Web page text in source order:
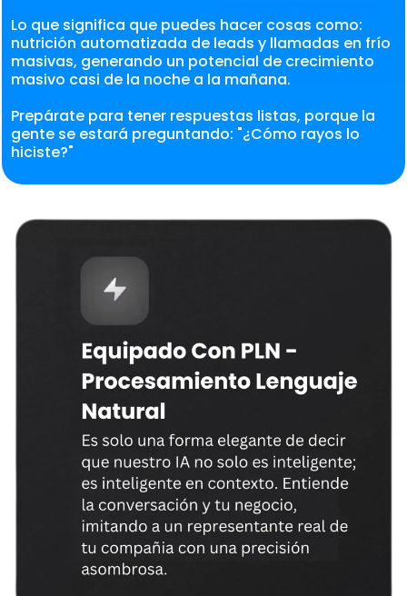
Lo que significa que puedes hacer cosas como:
nutrición automatizada de leads y llamadas en frío
masivas, generando un potencial de crecimiento
masivo casi de la noche a la mañana.
Prepárate para tener respuestas listas, porque la
gente se estará preguntando: "¿Cómo rayos lo
hiciste?"